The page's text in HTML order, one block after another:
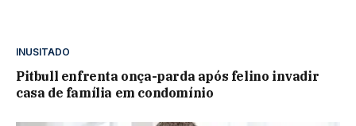
INUSITADO
Pitbull enfrenta onça-parda após felino invadir
casa de família em condomínio